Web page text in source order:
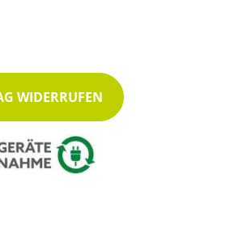
WIDERRUFEN